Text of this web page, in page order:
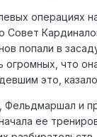
операциях
попали в
что
это,
Фельдмаршал и
ее